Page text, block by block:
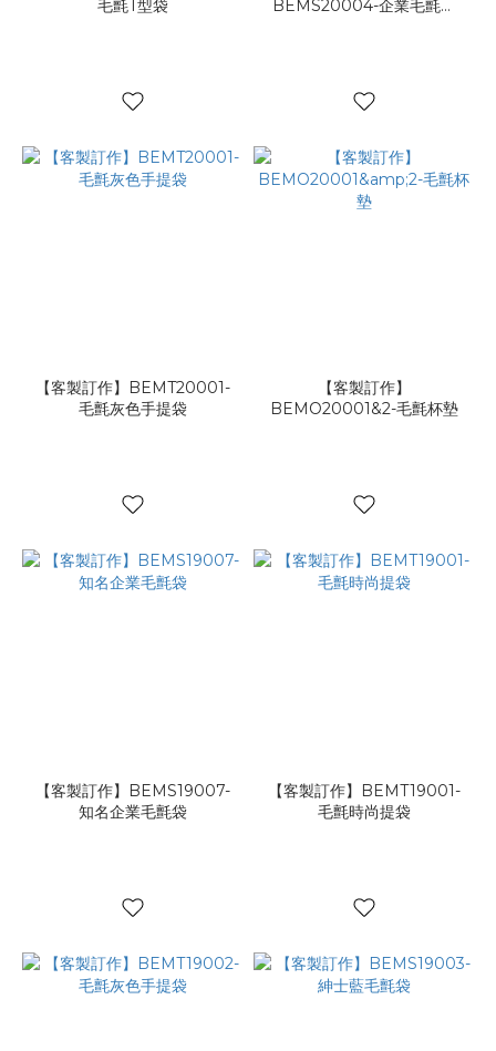
毛氈T型袋
BEMS20004-企業毛氈提
【客製訂作】BEMT20001-
毛氈灰色手提袋
【客製訂作】
BEMO20001&2-毛氈杯墊
【客製訂作】BEMS19007-
知名企業毛氈袋
【客製訂作】BEMT19001-
毛氈時尚提袋